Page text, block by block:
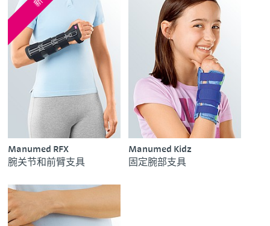
Manumed RFX
腕关节和前臂支具
Manumed Kidz
固定腕部支具